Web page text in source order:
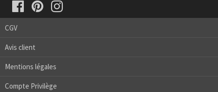
CGV
Avis client
Mentions légales
Compte Privilège